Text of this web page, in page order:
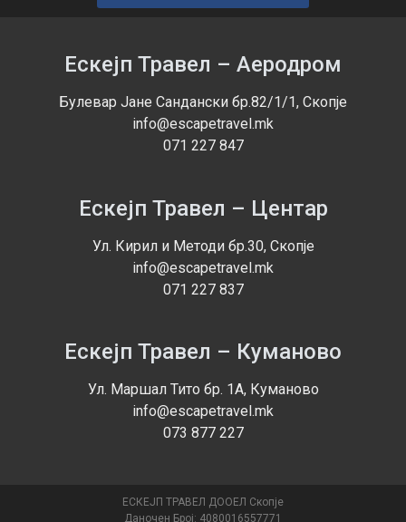
Ескејп Травел – Аеродром
Булевар Јане Сандански бр.82/1/1, Скопје
info@escapetravel.mk
071 227 847
Ескејп Травел – Центар
Ул. Кирил и Методи бр.30, Скопје
info@escapetravel.mk
071 227 837
Ескејп Травел – Куманово
Ул. Маршал Тито бр. 1А, Куманово
info@escapetravel.mk
073 877 227
ЕСКЕЈП ТРАВЕЛ ДООЕЛ Скопје
Даночен Број: 4080016557771